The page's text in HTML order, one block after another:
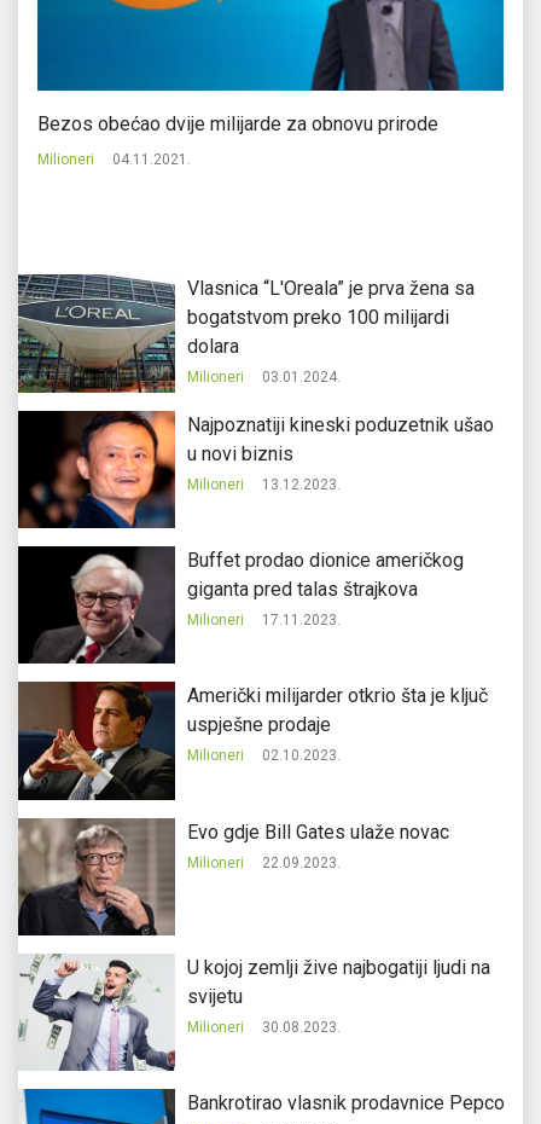
Bezos obećao dvije milijarde za obnovu prirode
Milioneri 04.11.2021.
Vlasnica “L'Oreala” je prva žena sa
bogatstvom preko 100 milijardi
dolara
Milioneri 03.01.2024.
Najpoznatiji kineski poduzetnik ušao
u novi biznis
Milioneri 13.12.2023.
Buffet prodao dionice američkog
giganta pred talas štrajkova
Milioneri 17.11.2023.
Američki milijarder otkrio šta je ključ
uspješne prodaje
Milioneri 02.10.2023.
Evo gdje Bill Gates ulaže novac
Milioneri 22.09.2023.
U kojoj zemlji žive najbogatiji ljudi na
svijetu
Milioneri 30.08.2023.
Bankrotirao vlasnik prodavnice Pepco